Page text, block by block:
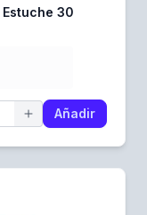
30
Añadir